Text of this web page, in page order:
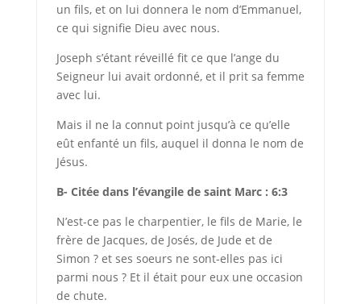
un fils, et on lui donnera le nom d’Emmanuel,
ce qui signifie Dieu avec nous.
Joseph s’étant réveillé fit ce que l’ange du
Seigneur lui avait ordonné, et il prit sa femme
avec lui.
Mais il ne la connut point jusqu’à ce qu’elle
eût enfanté un fils, auquel il donna le nom de
Jésus.
B- Citée dans l’évangile de saint Marc : 6:3
N’est-ce pas le charpentier, le fils de Marie, le
frère de Jacques, de Josés, de Jude et de
Simon ? et ses soeurs ne sont-elles pas ici
parmi nous ? Et il était pour eux une occasion
de chute.